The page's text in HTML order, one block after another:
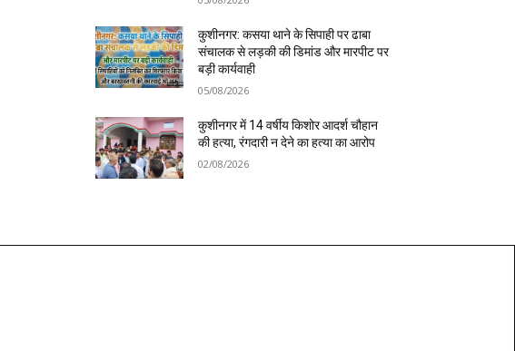
कुशीनगर: कसया थाने के सिपाही पर ढाबा
संचालक से लड़की की डिमांड और मारपीट पर
बड़ी कार्यवाही
05/08/2026
कुशीनगर में 14 वर्षीय किशोर आदर्श चौहान
की हत्या, रंगदारी न देने का हत्या का आरोप
02/08/2026